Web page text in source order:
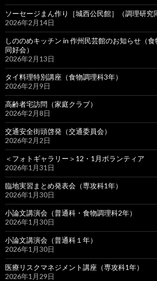
ソーセージまん作り［城西公民館］（調理研究
2026年2月14日
しののめキッチン in 作州民芸館のお知らせ（
同好会）
2026年2月13日
タイ料理特別講座（食物調理科3年）
2026年2月9日
高齢者宅訪問（家庭クラブ）
2026年2月8日
交通安全街頭啓発（交通委員会）
2026年2月2日
＜フォトギャラリー＞12・1月ボランティア
2026年1月31日
臨地実習まとめ発表会（専攻科1年）
2026年1月30日
小論文講演会（普通科・食物調理科2年）
2026年1月30日
小論文講演会（普通科１年）
2026年1月30日
医療リスクマネジメント講座（専攻科1年）
2026年1月29日